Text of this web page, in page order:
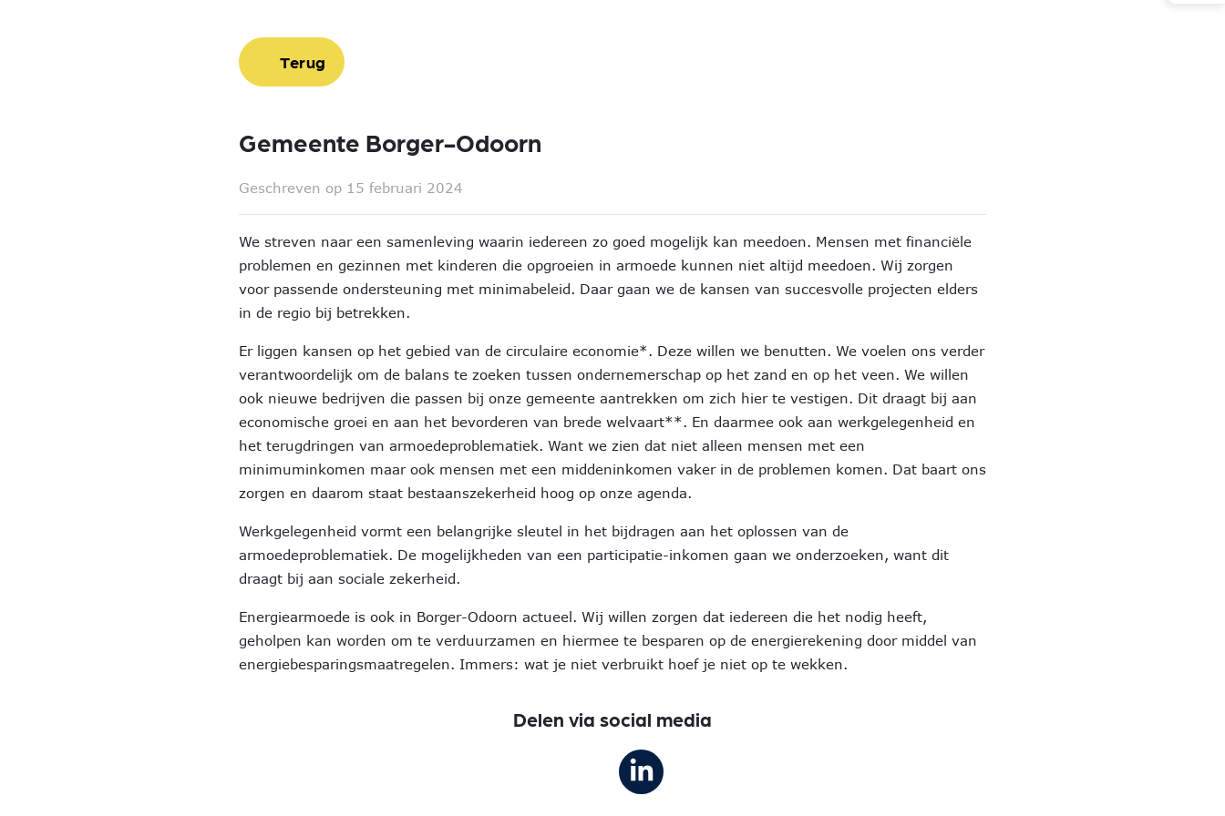
Terug
Gemeente Borger-Odoorn
Geschreven op 15 februari 2024
We streven naar een samenleving waarin iedereen zo goed mogelijk kan meedoen. Mensen met financiële
problemen en gezinnen met kinderen die opgroeien in armoede kunnen niet altijd meedoen. Wij zorgen
voor passende ondersteuning met minimabeleid. Daar gaan we de kansen van succesvolle projecten elders
in de regio bij betrekken.
Er liggen kansen op het gebied van de circulaire economie*. Deze willen we benutten. We voelen ons verder
verantwoordelijk om de balans te zoeken tussen ondernemerschap op het zand en op het veen. We willen
ook nieuwe bedrijven die passen bij onze gemeente aantrekken om zich hier te vestigen. Dit draagt bij aan
economische groei en aan het bevorderen van brede welvaart**. En daarmee ook aan werkgelegenheid en
het terugdringen van armoedeproblematiek. Want we zien dat niet alleen mensen met een
minimuminkomen maar ook mensen met een middeninkomen vaker in de problemen komen. Dat baart ons
zorgen en daarom staat bestaanszekerheid hoog op onze agenda.
Werkgelegenheid vormt een belangrijke sleutel in het bijdragen aan het oplossen van de
armoedeproblematiek. De mogelijkheden van een participatie-inkomen gaan we onderzoeken, want dit
draagt bij aan sociale zekerheid.
Energiearmoede is ook in Borger-Odoorn actueel. Wij willen zorgen dat iedereen die het nodig heeft,
geholpen kan worden om te verduurzamen en hiermee te besparen op de energierekening door middel van
energiebesparingsmaatregelen. Immers: wat je niet verbruikt hoef je niet op te wekken.
Delen via social media